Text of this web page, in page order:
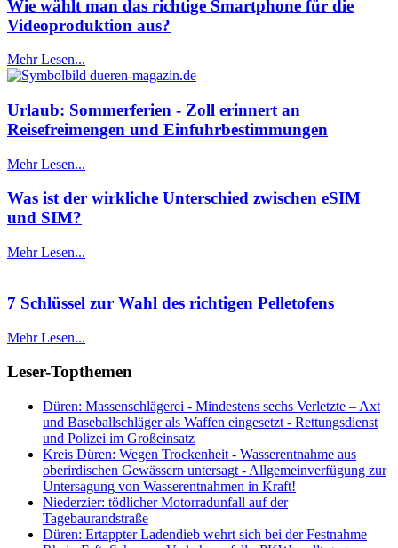
Wie wählt man das richtige Smartphone für die
Videoproduktion aus?
Mehr Lesen...
Urlaub: Sommerferien - Zoll erinnert an
Reisefreimengen und Einfuhrbestimmungen
Mehr Lesen...
Was ist der wirkliche Unterschied zwischen eSIM
und SIM?
Mehr Lesen...
7 Schlüssel zur Wahl des richtigen Pelletofens
Mehr Lesen...
Leser-Topthemen
Düren: Massenschlägerei - Mindestens sechs Verletzte – Axt
und Baseballschläger als Waffen eingesetzt - Rettungsdienst
und Polizei im Großeinsatz
Kreis Düren: Wegen Trockenheit - Wasserentnahme aus
oberirdischen Gewässern untersagt - Allgemeinverfügung zur
Untersagung von Wasserentnahmen in Kraft!
Niederzier: tödlicher Motorradunfall auf der
Tagebaurandstraße
Düren: Ertappter Ladendieb wehrt sich bei der Festnahme